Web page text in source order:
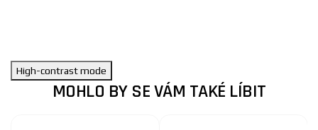
High-contrast mode
MOHLO BY SE VÁM TAKÉ LÍBIT